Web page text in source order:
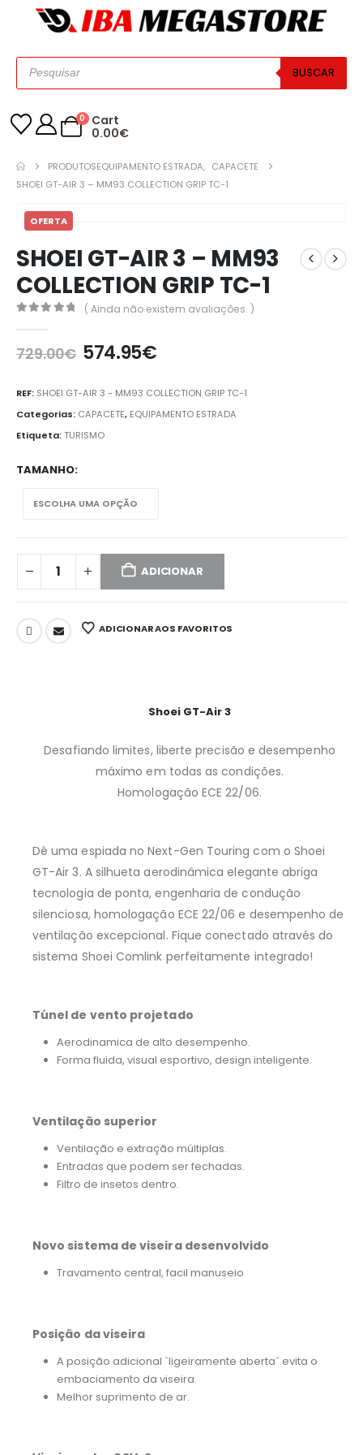
BUSCAR
0
Cart
0.00€
PRODUTOSEQUIPAMENTO ESTRADA, CAPACETE
SHOEI GT-AIR 3 – MM93 COLLECTION GRIP TC-1
OFERTA
SHOEI GT-AIR 3 – MM93
COLLECTION GRIP TC-1
( Ainda não existem avaliações. )
729.00€ 574.95€
REF: SHOEI GT-AIR 3 - MM93 COLLECTION GRIP TC-1
Categorias: CAPACETE, EQUIPAMENTO ESTRADA
Etiqueta:TURISMO
TAMANHO
ADICIONAR
ADICIONAR AOS FAVORITOS
Shoei GT-Air 3
Desafiando limites, liberte precisão e desempenho
máximo em todas as condições.
Homologação ECE 22/06.
Dê uma espiada no Next-Gen Touring com o Shoei
GT-Air 3. A silhueta aerodinâmica elegante abriga
tecnologia de ponta, engenharia de condução
silenciosa, homologação ECE 22/06 e desempenho de
ventilação excepcional. Fique conectado através do
sistema Shoei Comlink perfeitamente integrado!
Túnel de vento projetado
Aerodinamica de alto desempenho.
Forma fluida, visual esportivo, design inteligente.
Ventilação superior
Ventilação e extração múltiplas.
Entradas que podem ser fechadas.
Filtro de insetos dentro.
Novo sistema de viseira desenvolvido
Travamento central, facil manuseio
Posição da viseira
A posição adicional `ligeiramente aberta´ evita o
embaciamento da viseira.
Melhor suprimento de ar.